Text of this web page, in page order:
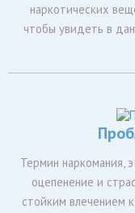
наркотических
чтобы увидеть в
Термин наркомания,
оцепенение и
стойким влечением